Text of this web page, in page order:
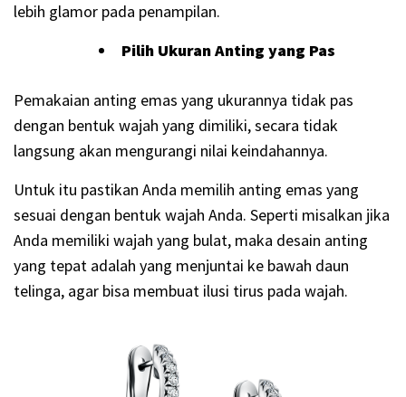
lebih glamor pada penampilan.
Pilih Ukuran Anting yang Pas
Pemakaian anting emas yang ukurannya tidak pas
dengan bentuk wajah yang dimiliki, secara tidak
langsung akan mengurangi nilai keindahannya.
Untuk itu pastikan Anda memilih anting emas yang
sesuai dengan bentuk wajah Anda. Seperti misalkan jika
Anda memiliki wajah yang bulat, maka desain anting
yang tepat adalah yang menjuntai ke bawah daun
telinga, agar bisa membuat ilusi tirus pada wajah.